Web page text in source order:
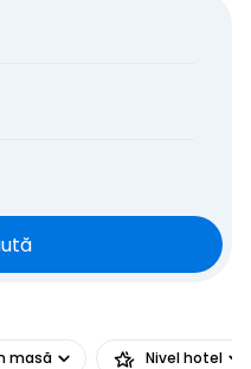
masă Nivel hotel
Google
Facebook